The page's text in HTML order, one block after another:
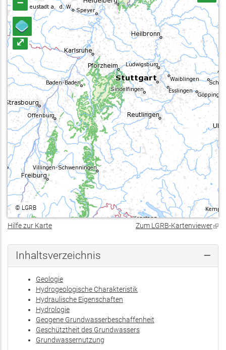
–
⤢
© LGRB
Hilfe zur Karte Zum LGRB-Kartenviewer
Inhaltsverzeichnis
Geologie
Hydrogeologische Charakteristik
Hydraulische Eigenschaften
Hydrologie
Geogene Grundwasserbeschaffenheit
Geschütztheit des Grundwassers
Grundwassernutzung